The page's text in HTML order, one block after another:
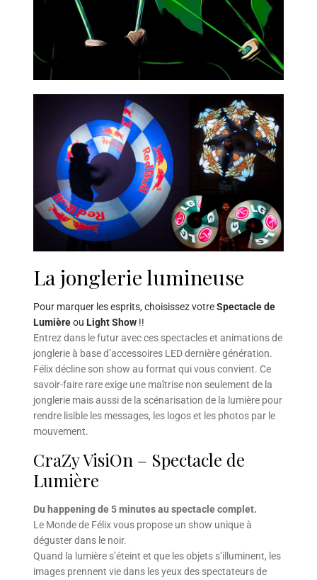
La jonglerie lumineuse
Pour marquer les esprits, choisissez votreSpectacle de
Lumièreou Light Show!!
Entrez dans le futur avec ces spectacles et animations de
jonglerie à base d’accessoires LED dernière génération.
Félix décline son show au format qui vous convient. Ce
savoir-faire rare exige une maîtrise non seulement de la
jonglerie mais aussi de la scénarisation de la lumière pour
rendre lisible les messages, les logos et les photos par le
mouvement.
CraZy VisiOn – Spectacle de
Lumière
Du happening de 5 minutes au spectacle complet.
Le Monde de Félix vous propose un show unique à
déguster dans le noir.
Quand la lumière s’éteint et que les objets s’illuminent, les
images prennent vie dans les yeux des spectateurs de